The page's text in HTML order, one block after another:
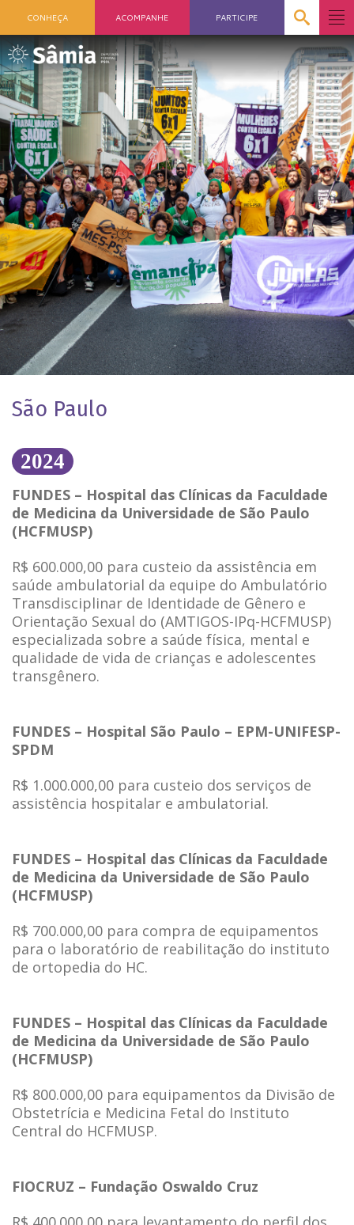
CONHEÇA ACOMPANHE PARTICIPE
São Paulo
2024
FUNDES – Hospital das Clínicas da Faculdade
de Medicina da Universidade de São Paulo
(HCFMUSP)
R$ 600.000,00 para custeio da assistência em
saúde ambulatorial da equipe do Ambulatório
Transdisciplinar de Identidade de Gênero e
Orientação Sexual do (AMTIGOS-IPq-HCFMUSP)
especializada sobre a saúde física, mental e
qualidade de vida de crianças e adolescentes
transgênero.
FUNDES – Hospital São Paulo – EPM-UNIFESP-
SPDM
R$ 1.000.000,00 para custeio dos serviços de
assistência hospitalar e ambulatorial.
FUNDES – Hospital das Clínicas da Faculdade
de Medicina da Universidade de São Paulo
(HCFMUSP)
R$ 700.000,00 para compra de equipamentos
para o laboratório de reabilitação do instituto
de ortopedia do HC.
FUNDES – Hospital das Clínicas da Faculdade
de Medicina da Universidade de São Paulo
(HCFMUSP)
R$ 800.000,00 para equipamentos da Divisão de
Obstetrícia e Medicina Fetal do Instituto
Central do HCFMUSP.
FIOCRUZ – Fundação Oswaldo Cruz